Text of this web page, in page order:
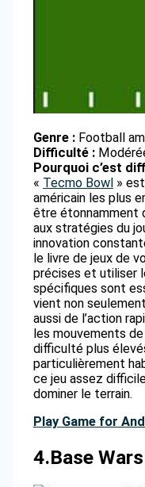
Genre :Football
Difficulté :
Pourquoi c’est
« Tecmo Bowl» est
américain les plus
être étonnamment
aux stratégies du
innovation
le livre de jeux de
précises et utiliser
spécifiques sont
vient non
aussi de l’action
les mouvements de
difficulté plus
particulièrement
ce jeu assez
dominer le terrain.
Play Game for
4.Base Wars